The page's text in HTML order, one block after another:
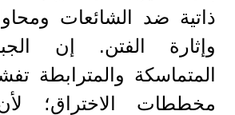
ذاتية ضد الشائعات
وإثارة الفتن. إن
المتماسكة والمترابطة
مخططات الاختراق؛